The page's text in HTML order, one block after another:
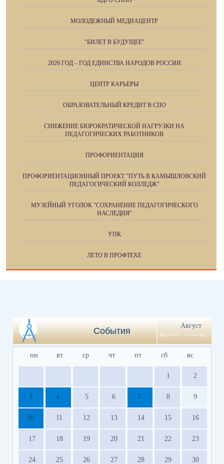
МОЛОДЕЖНЫЙ МЕДИАЦЕНТР
"БИЛЕТ В БУДУЩЕЕ"
2026 ГОД – ГОД ЕДИНСТВА НАРОДОВ РОССИИ
ЦЕНТР КАРЬЕРЫ
ОБРАЗОВАТЕЛЬНЫЙ КРЕДИТ В СПО
СНИЖЕНИЕ БЮРОКРАТИЧЕСКОЙ НАГРУЗКИ НА
ПЕДАГОГИЧЕСКИХ РАБОТНИКОВ
ПРОФОРИЕНТАЦИЯ
ПРОФОРИЕНТАЦИОННЫЙ ПРОЕКТ "ПУТЬ В КАМЫШЛОВСКИЙ
ПЕДАГОГИЧЕСКИЙ КОЛЛЕДЖ"
МУЗЕЙНЫЙ УГОЛОК "СОХРАНЕНИЕ ПЕДАГОГИЧЕСКОГО
НАСЛЕДИЯ"
УПК
ЛЕТО В ПРОФТЕХЕ
События
Август
пн вт ср чт пт сб вс
1 2
3 4 5 6 7 8 9
10 11 12 13 14 15 16
17 18 19 20 21 22 23
24 25 26 27 28 29 30